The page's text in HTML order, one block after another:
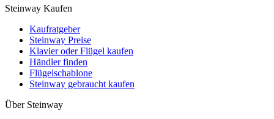
Steinway Kaufen
Kaufratgeber
Steinway Preise
Klavier oder Flügel kaufen
Händler finden
Flügelschablone
Steinway gebraucht kaufen
Über Steinway